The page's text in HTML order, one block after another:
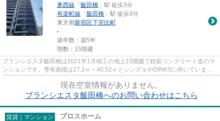
東西線 「 飯田橋 」駅 徒歩3分
有楽町線 「 飯田橋 」駅 徒歩3分
東京都新宿区下宮比町
-
築年数：築5年
階数：15階建
ブランシエスタ飯田橋は2021年1月竣工の地上15階建て鉄筋コンクリート造のマ
ンションです。専有面積は27.2㎡～40.52㎡とシングルやDINKSに向いていま
現在空室情報がありません。
ブランシエスタ飯田橋へのお問い合わせはこちら
賃貸｜マンション ブロスホーム